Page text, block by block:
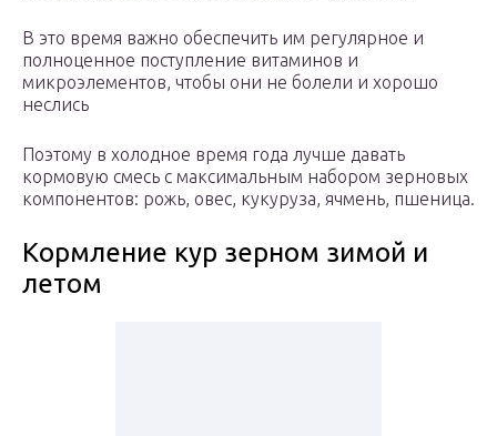
В это время важно обеспечить им регулярное и
полноценное поступление витаминов и
микроэлементов, чтобы они не болели и хорошо
неслись
Поэтому в холодное время года лучше давать
кормовую смесь с максимальным набором зерновых
компонентов: рожь, овес, кукуруза, ячмень, пшеница.
Кормление кур зерном зимой и
летом